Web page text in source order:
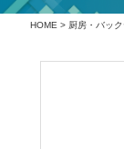
HOME > 厨房・バッ